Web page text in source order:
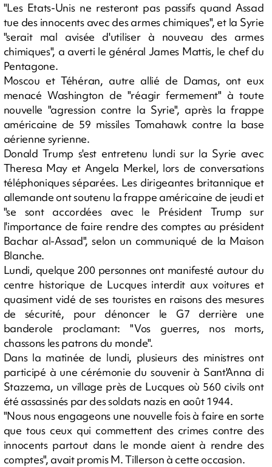
"Les Etats-Unis ne resteront pas passifs quand Assad
tue des innocents avec des armes chimiques", et la Syrie
"serait mal avisée d'utiliser à nouveau des armes
chimiques", a averti le général James Mattis, le chef du
Pentagone.
Moscou et Téhéran, autre allié de Damas, ont eux
menacé Washington de "réagir fermement" à toute
nouvelle "agression contre la Syrie", après la frappe
américaine de 59 missiles Tomahawk contre la base
aérienne syrienne.
Donald Trump s'est entretenu lundi sur la Syrie avec
Theresa May et Angela Merkel, lors de conversations
téléphoniques séparées. Les dirigeantes britannique et
allemande ont soutenu la frappe américaine de jeudi et
"se sont accordées avec le Président Trump sur
l'importance de faire rendre des comptes au président
Bachar al-Assad", selon un communiqué de la Maison
Blanche.
Lundi, quelque 200 personnes ont manifesté autour du
centre historique de Lucques interdit aux voitures et
quasiment vidé de ses touristes en raisons des mesures
de sécurité, pour dénoncer le G7 derrière une
banderole proclamant: "Vos guerres, nos morts,
chassons les patrons du monde".
Dans la matinée de lundi, plusieurs des ministres ont
participé à une cérémonie du souvenir à Sant'Anna di
Stazzema, un village près de Lucques où 560 civils ont
été assassinés par des soldats nazis en août 1944.
"Nous nous engageons une nouvelle fois à faire en sorte
que tous ceux qui commettent des crimes contre des
innocents partout dans le monde aient à rendre des
comptes", avait promis M. Tillerson à cette occasion.